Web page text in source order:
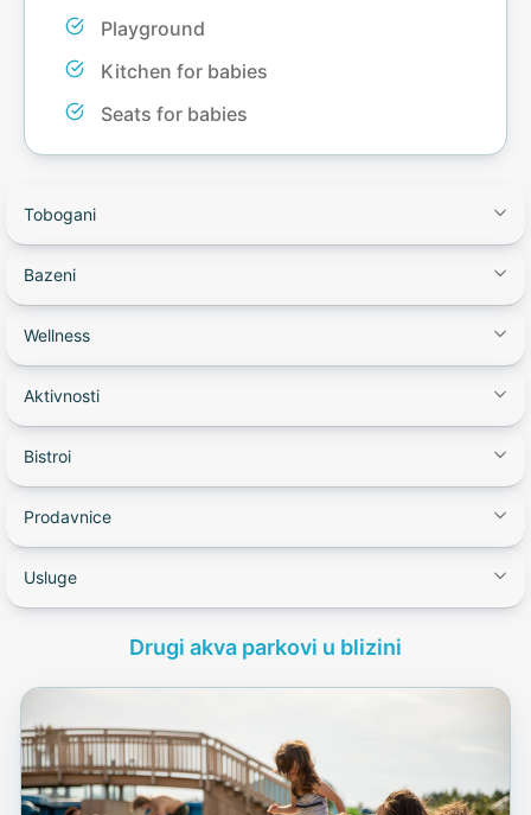
Playground
Kitchen for babies
Seats for babies
Tobogani
Bazeni
Wellness
Aktivnosti
Bistroi
Prodavnice
Usluge
Drugi akva parkovi u blizini